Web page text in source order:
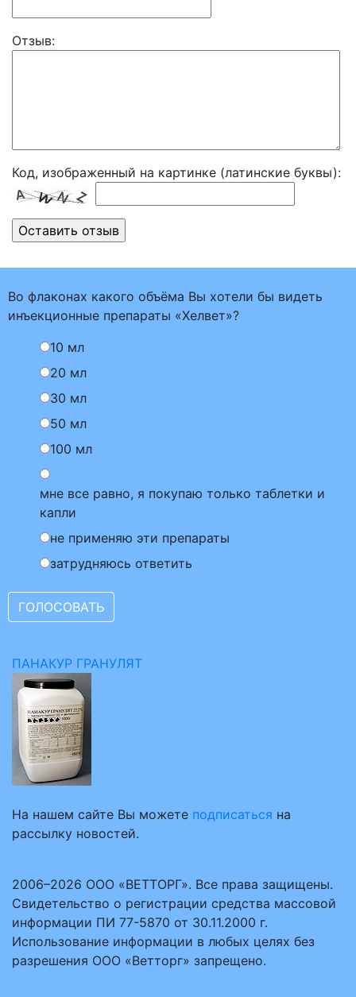
Отзыв:
Код, изображенный на картинке (латинские буквы):
Во флаконах какого объёма Вы хотели бы видеть
инъекционные препараты «Хелвет»?
10 мл
20 мл
30 мл
50 мл
100 мл
мне все равно, я покупаю только таблетки и
капли
не применяю эти препараты
затрудняюсь ответить
ПАНАКУР ГРАНУЛЯТ
На нашем сайте Вы можете подписаться на
рассылку новостей.
2006–2026 ООО «ВЕТТОРГ». Все права защищены.
Свидетельство о регистрации средства массовой
информации ПИ 77-5870 от 30.11.2000 г.
Использование информации в любых целях без
разрешения ООО «Ветторг» запрещено.